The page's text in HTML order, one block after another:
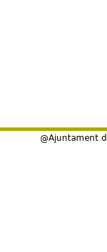
@Ajuntament